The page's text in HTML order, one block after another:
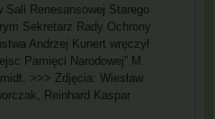
Sali Renesansowej Starego
Sekretarz Rady Ochrony
Andrzej Kunert wręczył
Pamięci Narodowej” M.
>>> Zdjęcia: Wiesław
Reinhard Kaspar